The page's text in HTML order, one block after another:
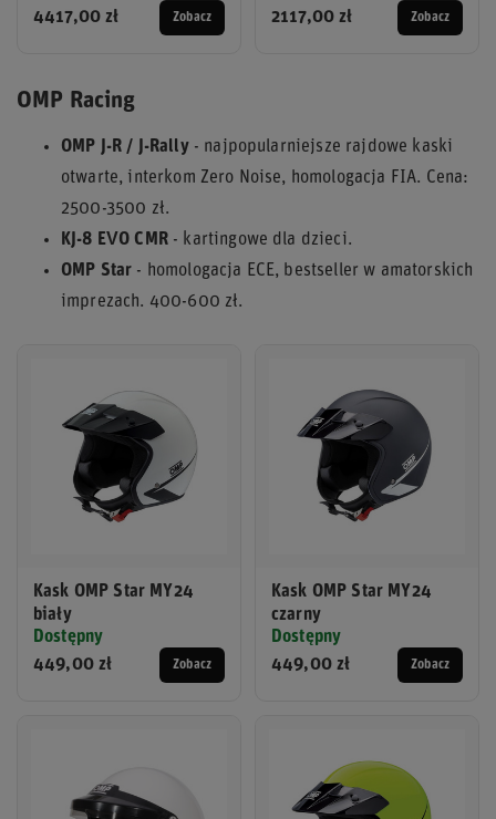
4417,00 zł
Zobacz
2117,00 zł
Zobacz
OMP Racing
OMP J-R / J-Rally- najpopularniejsze rajdowe kaski
otwarte, interkom Zero Noise, homologacja FIA. Cena:
2500-3500 zł.
KJ-8 EVO CMR- kartingowe dla dzieci.
OMP Star - homologacja ECE, bestseller w amatorskich
imprezach. 400-600 zł.
Kask OMP Star MY24
biały
Dostępny
449,00 zł
Zobacz
Kask OMP Star MY24
czarny
Dostępny
449,00 zł
Zobacz